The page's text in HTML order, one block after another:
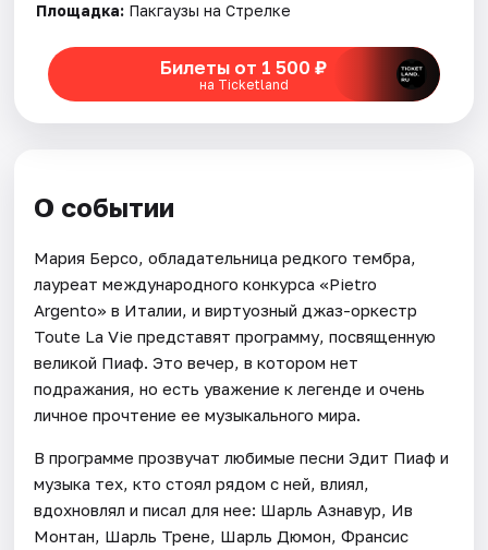
Площадка: Пакгаузы на Стрелке
Билеты от 1 500 ₽
на Ticketland
О событии
Мария Берсо, обладательница редкого тембра,
лауреат международного конкурса «Pietro
Argento» в Италии, и виртуозный джаз-оркестр
Toute La Vie представят программу, посвященную
великой Пиаф. Это вечер, в котором нет
подражания, но есть уважение к легенде и очень
личное прочтение ее музыкального мира.
В программе прозвучат любимые песни Эдит Пиаф и
музыка тех, кто стоял рядом с ней, влиял,
вдохновлял и писал для нее: Шарль Азнавур, Ив
Монтан, Шарль Трене, Шарль Дюмон, Франсис